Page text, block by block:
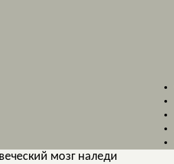
мозг наледи